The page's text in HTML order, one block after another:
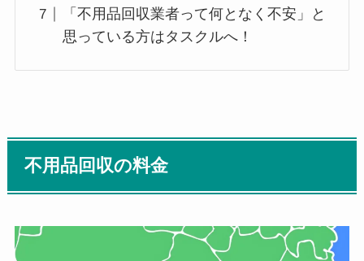
「不用品回収業者って何となく不安」と
思っている方はタスクルへ！
不用品回収の料金